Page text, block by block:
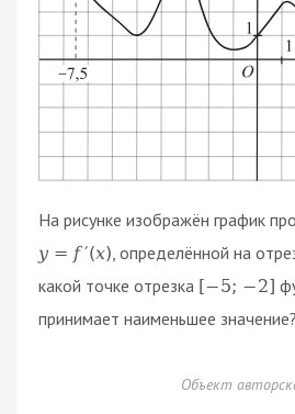
На рисунке изображён график
y = f ′(x), определённой на
какой точке отрезка [−5; −2]
принимает наименьшее значение?
Объект